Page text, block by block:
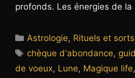
profonds. Les énergies de
Catégories
Astrologie, Rituels et sorts
Étiquettes
chèque d'abondance,
de voeux, Lune, Magique life,